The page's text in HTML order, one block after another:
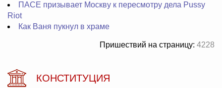
ПАСЕ призывает Москву к пересмотру дела Pussy
Riot
Как Ваня пукнул в храме
Пришествий на страницу: 4228
КОНСТИТУЦИЯ